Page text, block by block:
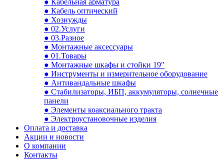
● Кабельная арматура
● Кабель оптический
● Хознужды
● 02.Услуги
● 03.Разное
● Монтажные аксессуары
● 01.Товары
● Монтажные шкафы и стойки 19"
● Инструменты и измерительное оборудование
● Антивандальные шкафы
● Стабилизаторы, ИБП, аккумуляторы, солнечные
панели
● Элементы коаксиального тракта
● Электроустановочные изделия
Оплата и доставка
Акции и новости
О компании
Контакты